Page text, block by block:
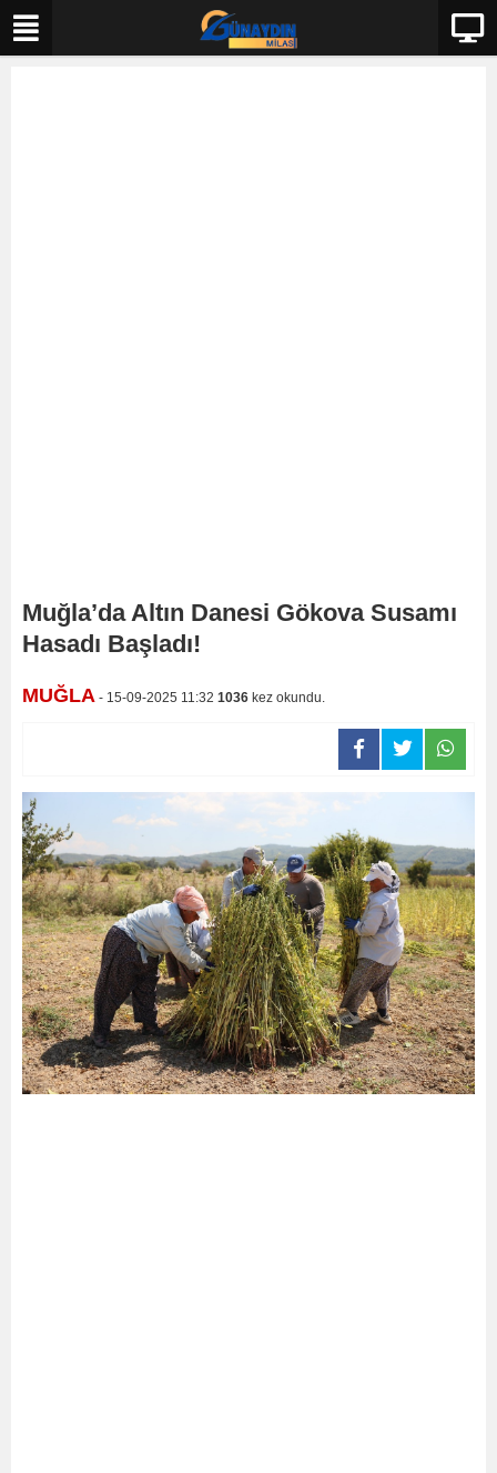
Muğla’da Altın Danesi Gökova Susamı
Hasadı Başladı!
MUĞLA - 15-09-2025 11:32 1036 kez okundu.